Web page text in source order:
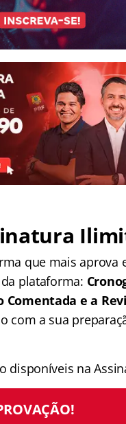
que mais aprova
plataforma:
Comentada e a
com a sua
disponíveis na